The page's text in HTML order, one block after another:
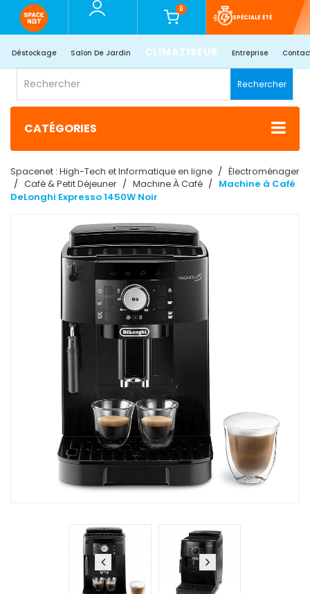
0
SPÉCIALE ÉTÉ
Déstockage Salon De Jardin CLIMATISEUR Entreprise
Rechercher
CATÉGORIES
Spacenet : High-Tech et Informatique en ligne
Électroménager
Café & Petit Déjeuner
Machine À Café
Machine à Café
DeLonghi Expresso 1450W Noir